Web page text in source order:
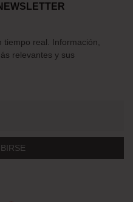
real. Información,
relevantes y sus